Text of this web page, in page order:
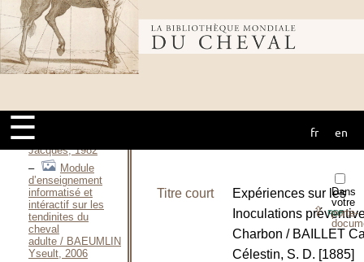
Bibliothèque
mondiale du
cheval
☰ fr en
cheval / BACHER
Emmanuelle,
1995
La métrite
contagieuse des
équidés, étude
expérimentale / BADIN
DE MONTJOYE
Thierry-
Jacques, 1982
Module
d’enseignement
informatisé et
intéractif sur les
tendinites du
cheval
adulte / BAEUMLIN
Yseult, 2006
Dans
votre
porte-
⇪PDF
Titre court
Expériences sur les
Inoculations
Charbon / BAILLET
Célestin, S. D. [1885]